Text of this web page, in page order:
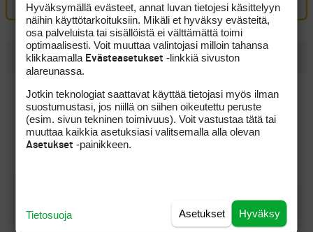
UUSIMMAT
lähtöaseman
Saku Ellilä otti kaiken ilon irti aamulähdöstä Erkko
Trophyn avauspäivänä
LIV Golf löysi uuden rahoittajan ja sai jatkoaikaa vuoteen
2027
Hyväksymällä evästeet, annat luvan tietojesi käsittelyyn
näihin käyttötarkoituksiin. Mikäli et hyväksy evästeitä,
osa palveluista tai sisällöistä ei välttämättä toimi
optimaalisesti. Voit muuttaa valintojasi milloin tahansa
klikkaamalla Evästeasetukset -linkkiä sivuston
alareunassa.
Jotkin teknologiat saattavat käyttää tietojasi myös ilman
suostumustasi, jos niillä on siihen oikeutettu peruste
(esim. sivun tekninen toimivuus). Voit vastustaa tätä tai
muuttaa kaikkia asetuksiasi valitsemalla alla olevan
Asetukset -painikkeen.
Hyväksy
Asetukset
Tietosuoja